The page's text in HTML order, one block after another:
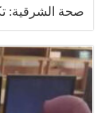
صحة الشرقية: